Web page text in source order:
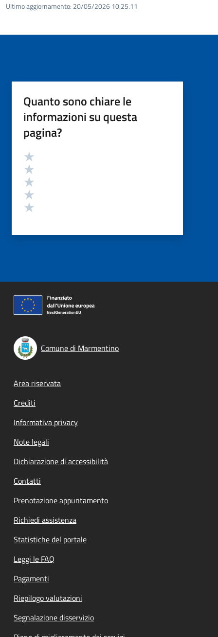
Ultimo aggiornamento: 20/05/2026 10:25.11
Quanto sono chiare le
informazioni su questa
pagina?
Valutazione
Comune di Marmentino
Footer menu
Area riservata
Crediti
Informativa privacy
Note legali
Dichiarazione di accessibilità
Contatti
Prenotazione appuntamento
Richiedi assistenza
Statistiche del portale
Leggi le FAQ
Pagamenti
Riepilogo valutazioni
Segnalazione disservizio